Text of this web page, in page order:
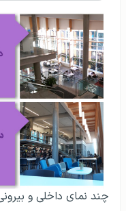
چند نمای داخلی و